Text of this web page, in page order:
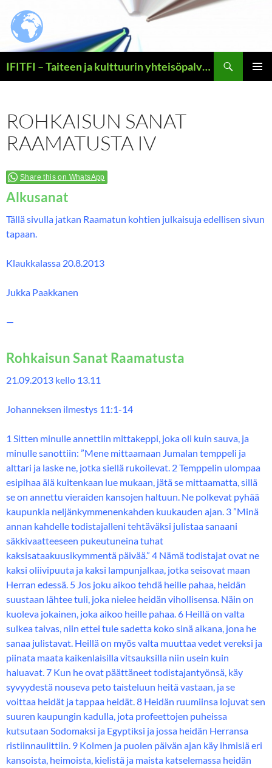
sisältöön
IFITFI – Taiteen ja kulttuurin yhteisöpalvelun yritysidean esittelysivut – – – sekä ilouutisen Jeesuksesta Vapahtajasta kertovat uskonveljen kotisivut
ROHKAISUN SANAT
RAAMATUSTA IV
Share this on WhatsApp
Alkusanat
Tällä sivulla jatkan Raamatun kohtien julkaisuja edellisen sivun
tapaan.
Klaukkalassa 20.8.2013
Jukka Paakkanen
—
Rohkaisun Sanat Raamatusta
21.09.2013 kello 13.11
Johanneksen ilmestys 11:1-14
1 Sitten minulle annettiin mittakeppi, joka oli kuin sauva, ja
minulle sanottiin: ”Mene mittaamaan Jumalan temppeli ja
alttari ja laske ne, jotka siellä rukoilevat. 2 Temppelin ulompaa
esipihaa älä kuitenkaan lue mukaan, jätä se mittaamatta, sillä
se on annettu vieraiden kansojen haltuun. Ne polkevat pyhää
kaupunkia neljänkymmenenkahden kuukauden ajan. 3 ”Minä
annan kahdelle todistajalleni tehtäväksi julistaa sanaani
säkkivaatteeseen pukeutuneina tuhat
kaksisataakuusikymmentä päivää.” 4 Nämä todistajat ovat ne
kaksi oliivipuuta ja kaksi lampunjalkaa, jotka seisovat maan
Herran edessä. 5 Jos joku aikoo tehdä heille pahaa, heidän
suustaan lähtee tuli, joka nielee heidän vihollisensa. Näin on
kuoleva jokainen, joka aikoo heille pahaa. 6 Heillä on valta
sulkea taivas, niin ettei tule sadetta koko sinä aikana, jona he
sanaa julistavat. Heillä on myös valta muuttaa vedet vereksi ja
piinata maata kaikenlaisilla vitsauksilla niin usein kuin
haluavat. 7 Kun he ovat päättäneet todistajantyönsä, käy
syvyydestä nouseva peto taisteluun heitä vastaan, ja se
voittaa heidät ja tappaa heidät. 8 Heidän ruumiinsa lojuvat sen
suuren kaupungin kadulla, jota profeettojen puheissa
kutsutaan Sodomaksi ja Egyptiksi ja jossa heidän Herransa
ristiinnaulittiin. 9 Kolmen ja puolen päivän ajan käy ihmisiä eri
kansoista, heimoista, kielistä ja maista katselemassa heidän